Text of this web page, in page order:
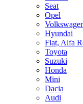
Opel
Volkswagen
Hyundai
Fiat, Alfa
Toyota
Suzuki
Honda
Mini
Dacia
Audi
Otras Marcas